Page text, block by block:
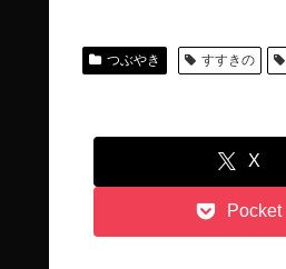
つぶやき すすきの
X
Pocket